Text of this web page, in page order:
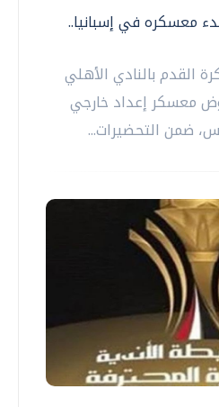
معسكره في إسبانيا..
القدم بالنادي الأهلي
معسكر إعداد خارجي